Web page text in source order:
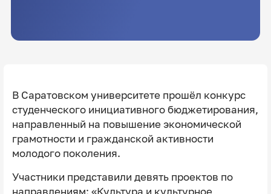
В Саратовском университете прошёл конкурс
студенческого инициативного бюджетирования,
направленный на повышение экономической
грамотности и гражданской активности
молодого поколения.
Участники представили девять проектов по
направлениям: «Культура и культурное